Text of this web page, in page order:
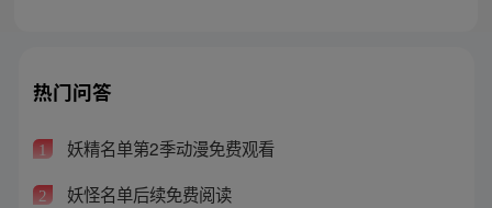
热门问答
1 妖精名单第2季动漫免费观看
2 妖怪名单后续免费阅读